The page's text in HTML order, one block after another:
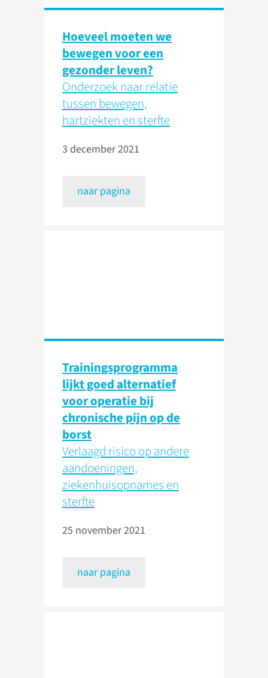
Hoeveel moeten we
bewegen voor een
gezonder leven?
Onderzoek naar relatie
tussen bewegen,
hartziekten en sterfte
3 december 2021
naar pagina
Trainings­programma
lijkt goed alternatief
voor operatie bij
chronische pijn op de
borst
Verlaagd risico op andere
aandoeningen,
ziekenhuis­opnames en
sterfte
25 november 2021
naar pagina